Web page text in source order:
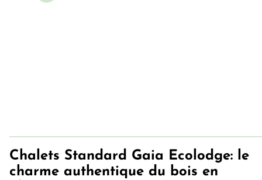
Chalets Standard Gaia Ecolodge: le
charme authentique du bois en